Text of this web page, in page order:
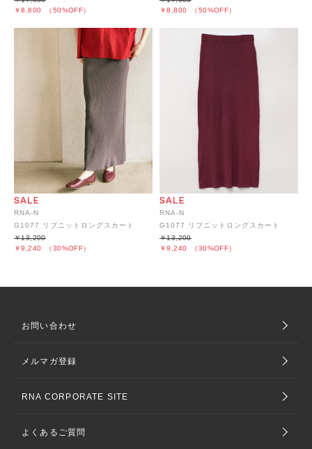
￥8,800 （50%OFF） ￥8,800 （50%OFF）
RNA-N
G1077 リブニットロングスカート
￥9,240 （30%OFF）
￥13,200
RNA-N
G1077 リブニットロングスカート
￥9,240 （30%OFF）
￥13,200
お問い合わせ
メルマガ登録
RNA CORPORATE SITE
よくあるご質問